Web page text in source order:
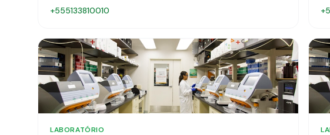
+555133810010
LABORATÓRIO